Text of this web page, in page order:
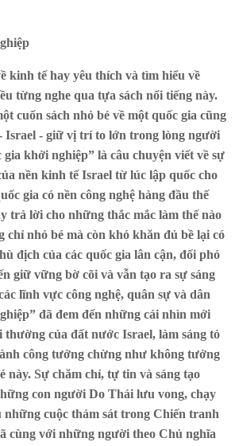
kinh tế hay yêu thích và tìm hiểu về
từng nghe qua tựa sách nổi tiếng này.
cuốn sách nhỏ bé về một quốc gia cũng
Israel - giữ vị trí to lớn trong lòng người
gia khởi nghiệp” là câu chuyện viết về sự
nền kinh tế Israel từ lúc lập quốc cho
gia có nền công nghệ hàng đầu thế
trả lời cho những thắc mắc làm thế nào
chỉ nhỏ bé mà còn khó khăn đủ bề lại có
địch của các quốc gia lân cận, đối phó
giữ vững bờ cõi và vẫn tạo ra sự sáng
lĩnh vực công nghệ, quân sự và dân
đã đem đến những cái nhìn mới
thường của đất nước Israel, làm sáng tỏ
công tưởng chừng như không tưởng
này. Sự chăm chỉ, tự tin và sáng tạo
con người Do Thái lưu vong, chạy
những cuộc thảm sát trong Chiến tranh
cùng với những người theo Chủ nghĩa